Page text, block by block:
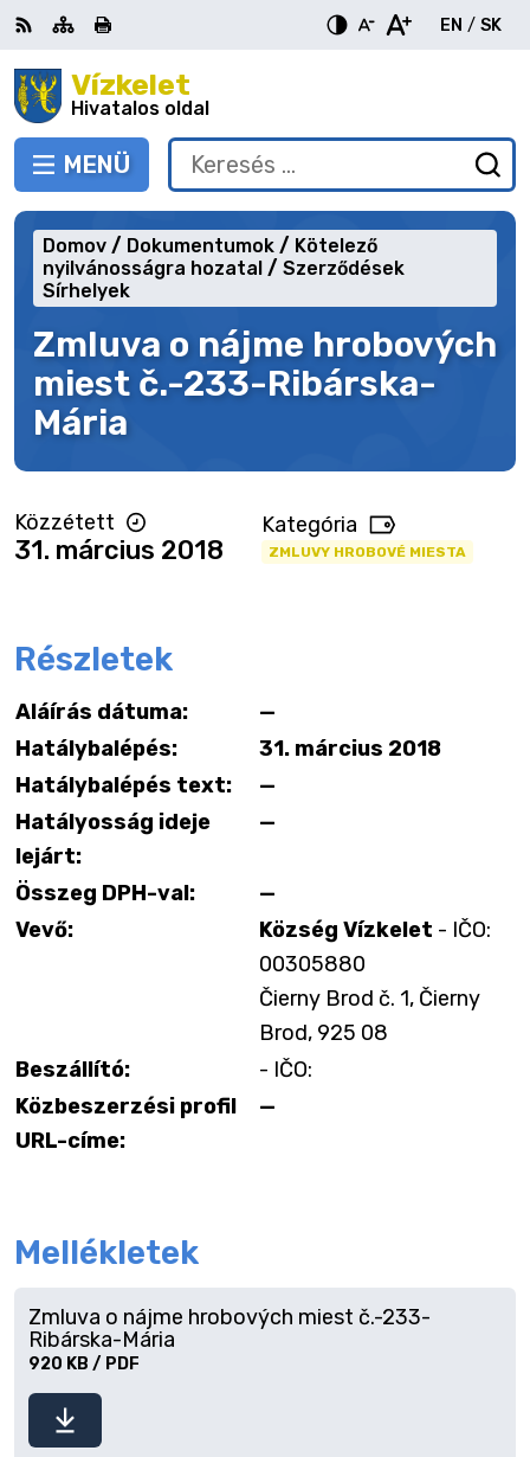
Ugrás
a
tartalomraVízkelet
Hivatalos oldal
VÁLTÁS
MENÜ
RSS Oldaltérkép
Nyomtatás
EN
English
/ SK
Keresés:
be
a
Zmluva o nájme hrobových
miest č.-233-Ribárska-
Mária
Domov Dokumentumok
Kötelező
nyilvánosságra hozatal
Szerződések
Sírhelyek
Közzétett
31. március 2018
Kategória
ZMLUVY HROBOVÉ MIESTA
Részletek
Aláírás dátuma:
—
Hatálybalépés:
31. március 2018
Hatálybalépés text:
—
Hatályosság ideje
lejárt:
—
Összeg DPH-val:
—
Vevő:
Község Vízkelet - IČO:
00305880
Čierny Brod č. 1, Čierny
Brod, 925 08
Beszállító:
- IČO:
Közbeszerzési profil
URL-címe:
—
Mellékletek
letöltése
Zmluva o nájme hrobových miest č.-233-
Ribárska-Mária
920 KB / PDF